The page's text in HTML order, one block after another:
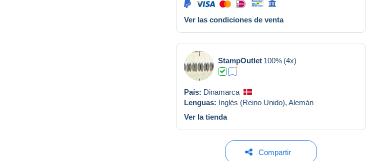
Ver las condiciones de venta
StampOutlet 100% (4x)
País: Dinamarca
Lenguas: Inglés (Reino Unido), Alemán
Ver la tienda
Compartir